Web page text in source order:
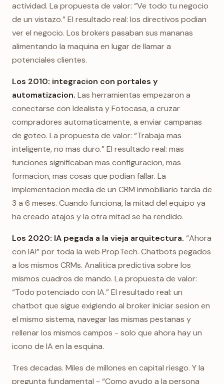
actividad. La propuesta de valor: “Ve todo tu negocio
de un vistazo.” El resultado real: los directivos podian
ver el negocio. Los brokers pasaban sus mananas
alimentando la maquina en lugar de llamar a
potenciales clientes.
Los 2010: integracion con portales y
automatizacion. Las herramientas empezaron a
conectarse con Idealista y Fotocasa, a cruzar
compradores automaticamente, a enviar campanas
de goteo. La propuesta de valor: “Trabaja mas
inteligente, no mas duro.” El resultado real: mas
funciones significaban mas configuracion, mas
formacion, mas cosas que podian fallar. La
implementacion media de un CRM inmobiliario tarda de
3 a 6 meses. Cuando funciona, la mitad del equipo ya
ha creado atajos y la otra mitad se ha rendido.
Los 2020: IA pegada a la vieja arquitectura. “Ahora
con IA!” por toda la web PropTech. Chatbots pegados
a los mismos CRMs. Analitica predictiva sobre los
mismos cuadros de mando. La propuesta de valor:
“Todo potenciado con IA.” El resultado real: un
chatbot que sigue exigiendo al broker iniciar sesion en
el mismo sistema, navegar las mismas pestanas y
rellenar los mismos campos - solo que ahora hay un
icono de IA en la esquina.
Tres decadas. Miles de millones en capital riesgo. Y la
pregunta fundamental - “Como ayudo a la persona